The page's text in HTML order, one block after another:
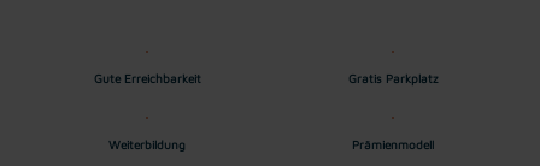
Gute Erreichbarkeit Gratis Parkplatz
Weiterbildung Prämienmodell